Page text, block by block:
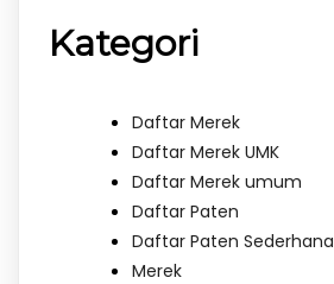
Kategori
Daftar Merek
Daftar Merek UMK
Daftar Merek umum
Daftar Paten
Daftar Paten Sederhana
Merek